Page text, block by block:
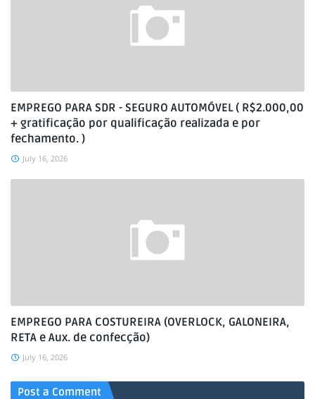
EMPREGO PARA SDR - SEGURO AUTOMÓVEL ( R$2.000,00
+ gratificação por qualificação realizada e por
fechamento. )
July 16, 2026
EMPREGO PARA COSTUREIRA (OVERLOCK, GALONEIRA,
RETA e Aux. de confecção)
July 16, 2026
Post a Comment